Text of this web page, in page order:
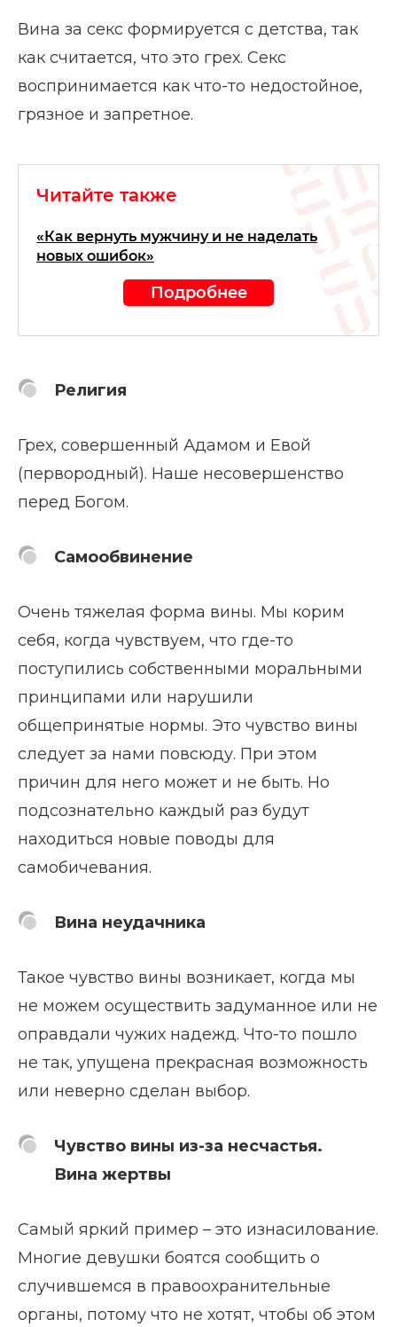
Вина за секс формируется с детства, так
как считается, что это грех. Секс
воспринимается как что-то недостойное,
грязное и запретное.
Читайте также
«Как вернуть мужчину и не наделать
новых ошибок»
Подробнее
Религия
Грех, совершенный Адамом и Евой
(первородный). Наше несовершенство
перед Богом.
Самообвинение
Очень тяжелая форма вины. Мы корим
себя, когда чувствуем, что где-то
поступились собственными моральными
принципами или нарушили
общепринятые нормы. Это чувство вины
следует за нами повсюду. При этом
причин для него может и не быть. Но
подсознательно каждый раз будут
находиться новые поводы для
самобичевания.
Вина неудачника
Такое чувство вины возникает, когда мы
не можем осуществить задуманное или не
оправдали чужих надежд. Что-то пошло
не так, упущена прекрасная возможность
или неверно сделан выбор.
Чувство вины из-за несчастья.
Вина жертвы
Самый яркий пример – это изнасилование.
Многие девушки боятся сообщить о
случившемся в правоохранительные
органы, потому что не хотят, чтобы об этом